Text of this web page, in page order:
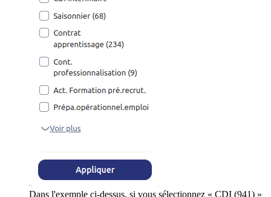
Dans l'exemple ci-dessus, si vous sélectionnez « CDI (941) »